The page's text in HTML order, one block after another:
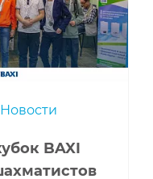
Новости
BAXI